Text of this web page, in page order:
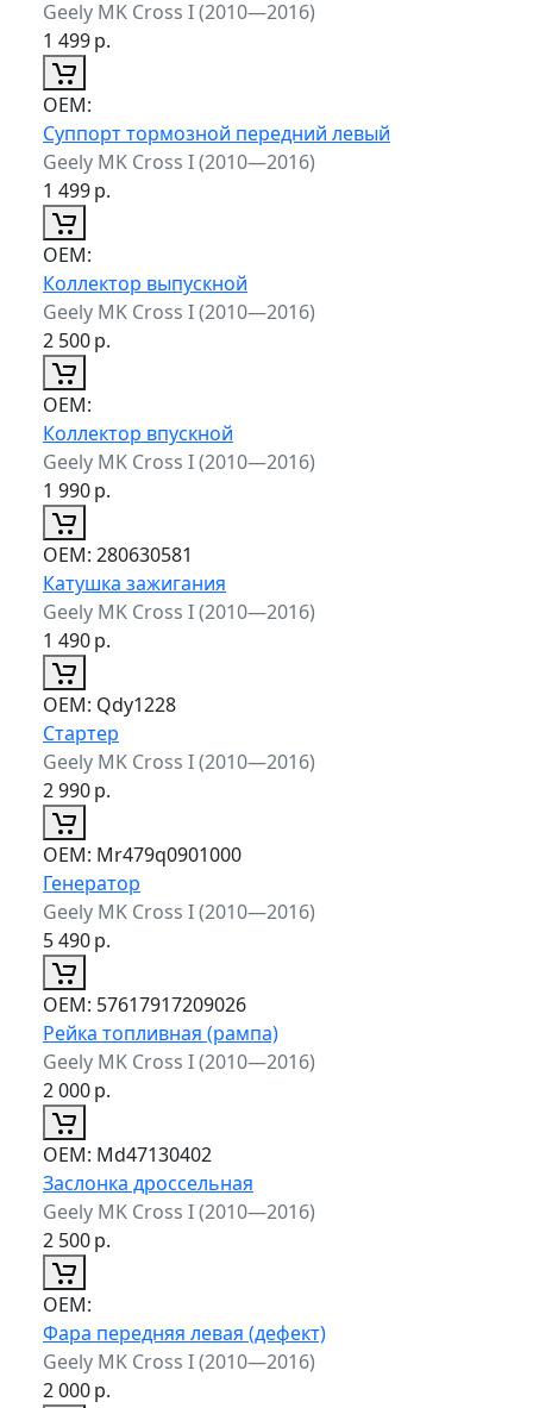
Geely MK Cross I (2010—2016)
1 499р.
ОЕМ:
Суппорт тормозной передний левый
Geely MK Cross I (2010—2016)
1 499р.
ОЕМ:
Коллектор выпускной
Geely MK Cross I (2010—2016)
2 500р.
ОЕМ:
Коллектор впускной
Geely MK Cross I (2010—2016)
1 990р.
ОЕМ: 280630581
Катушка зажигания
Geely MK Cross I (2010—2016)
1 490р.
ОЕМ: Qdy1228
Стартер
Geely MK Cross I (2010—2016)
2 990р.
ОЕМ: Mr479q0901000
Генератор
Geely MK Cross I (2010—2016)
5 490р.
ОЕМ: 57617917209026
Рейка топливная (рампа)
Geely MK Cross I (2010—2016)
2 000р.
ОЕМ: Md47130402
Заслонка дроссельная
Geely MK Cross I (2010—2016)
2 500р.
ОЕМ:
Фара передняя левая (дефект)
Geely MK Cross I (2010—2016)
2 000р.